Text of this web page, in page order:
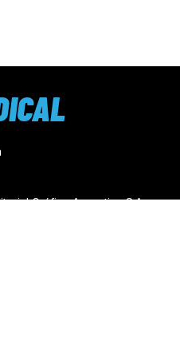
Gráfica Argentina S.A.